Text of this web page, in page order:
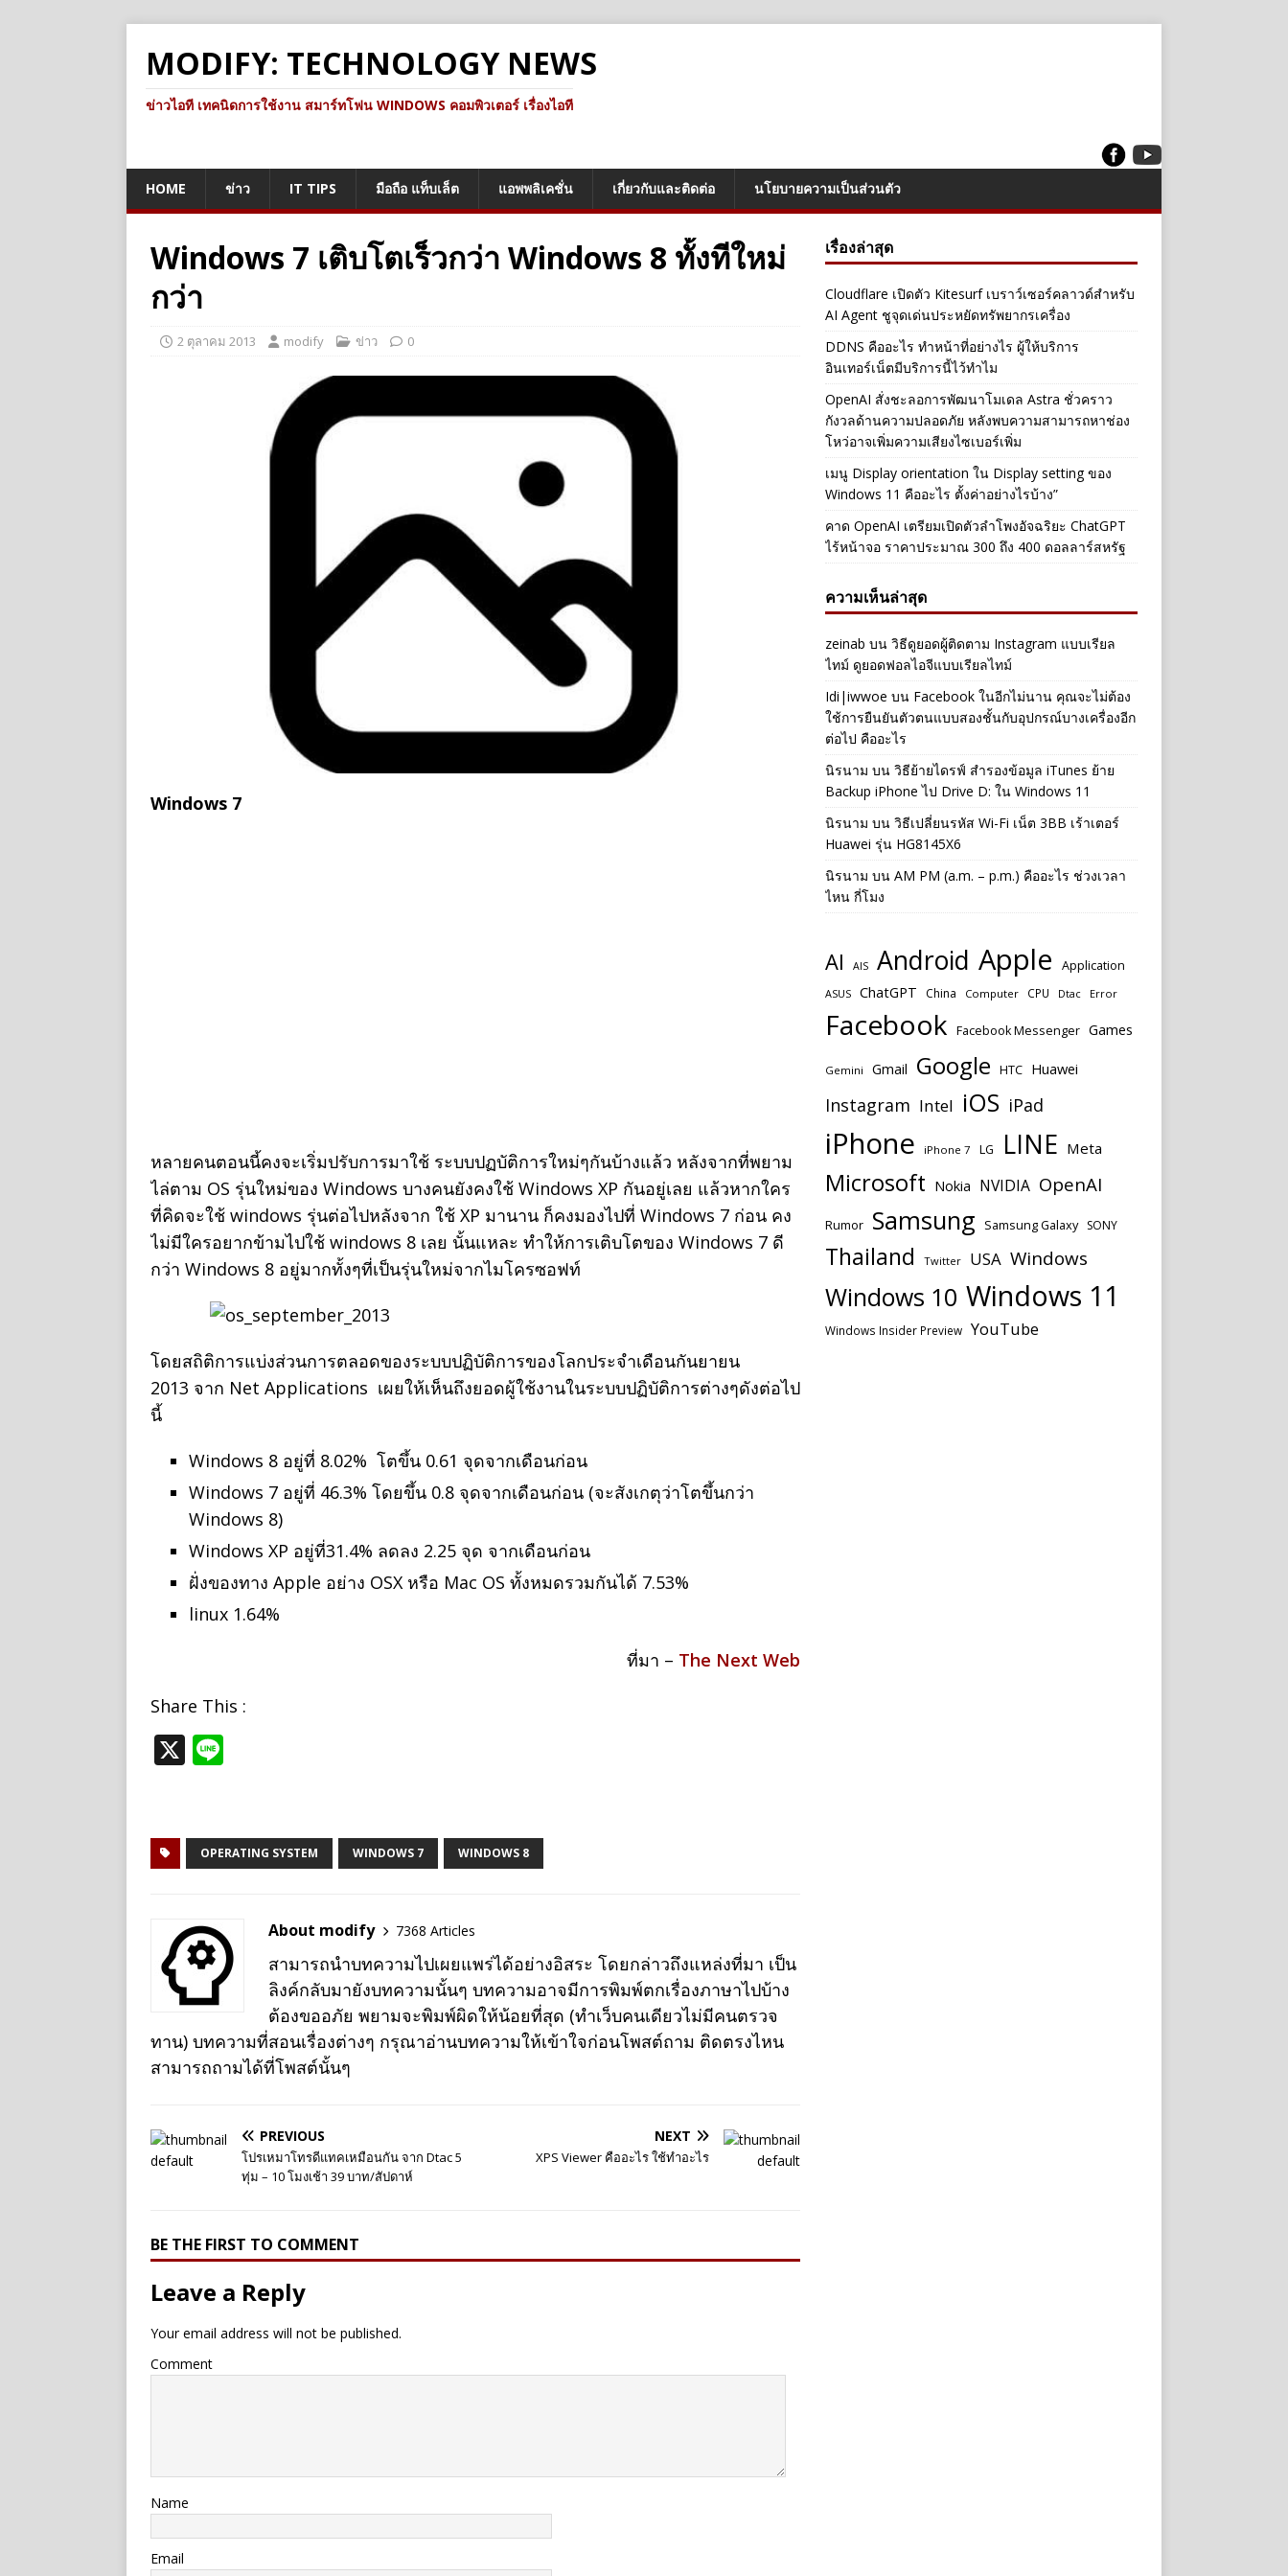
MODIFY: TECHNOLOGY NEWS
ข่าวไอที เทคนิดการใช้งาน สมาร์ทโฟน WINDOWS คอมพิวเตอร์ เรื่องไอที
HOME ข่าว IT TIPS มือถือ แท็บเล็ต แอพพลิเคชั่น เกี่ยวกับและติดต่อ นโยบายความเป็นส่วนตัว
Windows 7 เติบโตเร็วกว่า Windows 8 ทั้งทีใหม่
กว่า
2 ตุลาคม 2013 modify ข่าว 0
Windows 7
หลายคนตอนนี้คงจะเริ่มปรับการมาใช้ ระบบปฏบัติการใหม่ๆกันบ้างแล้ว หลังจากที่พยาม
ไล่ตาม OS รุ่นใหม่ของ Windows บางคนยังคงใช้ Windows XP กันอยู่เลย แล้วหากใคร
ที่คิดจะใช้ windows รุ่นต่อไปหลังจาก ใช้ XP มานาน ก็คงมองไปที่ Windows 7 ก่อน คง
ไม่มีใครอยากข้ามไปใช้ windows 8 เลย นั้นแหละ ทำให้การเติบโตของ Windows 7 ดี
กว่า Windows 8 อยู่มากทั้งๆที่เป็นรุ่นใหม่จากไมโครซอฟท์
โดยสถิติการแบ่งส่วนการตลอดของระบบปฏิบัติการของโลกประจำเดือนกันยายน
2013 จาก Net Applications เผยให้เห็นถึงยอดผู้ใช้งานในระบบปฏิบัติการต่างๆดังต่อไป
นี้
Windows 8 อยู่ที่ 8.02% โตขึ้น 0.61 จุดจากเดือนก่อน
Windows 7 อยู่ที่ 46.3% โดยขึ้น 0.8 จุดจากเดือนก่อน (จะสังเกตุว่าโตขึ้นกว่า
Windows 8)
Windows XP อยู่ที่31.4% ลดลง 2.25 จุด จากเดือนก่อน
ฝั่งของทาง Apple อย่าง OSX หรือ Mac OS ทั้งหมดรวมกันได้ 7.53%
linux 1.64%
ที่มา – The Next Web
Share This :
X
OPERATING SYSTEM WINDOWS 7 WINDOWS 8
About modify 7368 Articles
สามารถนำบทความไปเผยแพร่ได้อย่างอิสระ โดยกล่าวถึงแหล่งที่มา เป็น
ลิงค์กลับมายังบทความนั้นๆ บทความอาจมีการพิมพ์ตกเรื่องภาษาไปบ้าง
ต้องขออภัย พยามจะพิมพ์ผิดให้น้อยที่สุด (ทำเว็บคนเดียวไม่มีคนตรวจ
ทาน) บทความที่สอนเรื่องต่างๆ กรุณาอ่านบทความให้เข้าใจก่อนโพสต์ถาม ติดตรงไหน
สามารถถามได้ที่โพสต์นั้นๆ
PREVIOUS
โปรเหมาโทรดีแทคเหมือนกัน จาก Dtac 5
ทุ่ม – 10 โมงเช้า 39 บาท/สัปดาห์
NEXT
XPS Viewer คืออะไร ใช้ทำอะไร
BE THE FIRST TO COMMENT
Leave a Reply
Your email address will not be published.
Comment
Name
Email
เรื่องล่าสุด
Cloudflare เปิดตัว Kitesurf เบราว์เซอร์คลาวด์สำหรับ
AI Agent ชูจุดเด่นประหยัดทรัพยากรเครื่อง
DDNS คืออะไร ทำหน้าที่อย่างไร ผู้ให้บริการ
อินเทอร์เน็ตมีบริการนี้ไว้ทำไม
OpenAI สั่งชะลอการพัฒนาโมเดล Astra ชั่วคราว
กังวลด้านความปลอดภัย หลังพบความสามารถหาช่อง
โหว่อาจเพิ่มความเสียงไซเบอร์เพิ่ม
เมนู Display orientation ใน Display setting ของ
Windows 11 คืออะไร ตั้งค่าอย่างไรบ้าง”
คาด OpenAI เตรียมเปิดตัวลำโพงอัจฉริยะ ChatGPT
ไร้หน้าจอ ราคาประมาณ 300 ถึง 400 ดอลลาร์สหรัฐ
ความเห็นล่าสุด
zeinab บน วิธีดูยอดผู้ติดตาม Instagram แบบเรียล
ไทม์ ดูยอดฟอลไอจีแบบเรียลไทม์
Idi|iwwoe บน Facebook ในอีกไม่นาน คุณจะไม่ต้อง
ใช้การยืนยันตัวตนแบบสองชั้นกับอุปกรณ์บางเครื่องอีก
ต่อไป คืออะไร
นิรนาม บน วิธีย้ายไดรฟ์ สำรองข้อมูล iTunes ย้าย
Backup iPhone ไป Drive D: ใน Windows 11
นิรนาม บน วิธีเปลี่ยนรหัส Wi-Fi เน็ต 3BB เร้าเตอร์
Huawei รุ่น HG8145X6
นิรนาม บน AM PM (a.m. – p.m.) คืออะไร ช่วงเวลา
ไหน กี่โมง
AI AIS Android Apple Application
ASUS ChatGPT China Computer CPU Dtac Error
Facebook Facebook Messenger Games
Gemini Gmail Google HTC Huawei
Instagram Intel iOS iPad
iPhone iPhone 7 LG LINE Meta
Microsoft Nokia NVIDIA OpenAI
Rumor Samsung Samsung Galaxy SONY
Thailand Twitter USA Windows
Windows 10 Windows 11
Windows Insider Preview YouTube